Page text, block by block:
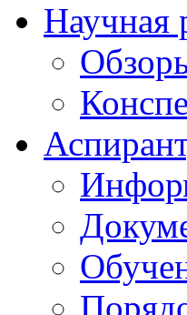
Научная